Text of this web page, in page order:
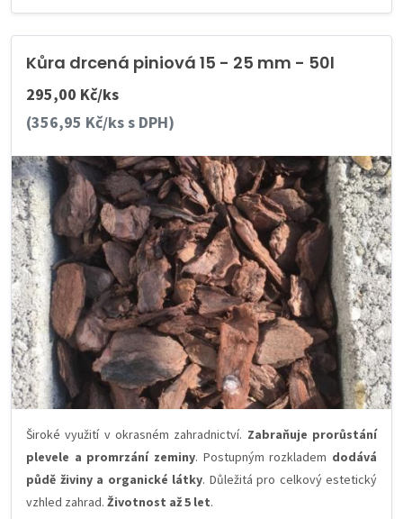
Kůra drcená piniová 15 - 25 mm - 50l
295,00 Kč/ks
(356,95 Kč/ks s DPH)
Široké využití v okrasném zahradnictví. Zabraňuje prorůstání
plevele a promrzání zeminy. Postupným rozkladem dodává
půdě živiny a organické látky. Důležitá pro celkový estetický
vzhled zahrad. Životnost až 5 let.